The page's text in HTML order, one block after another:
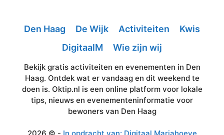
Den Haag De Wijk Activiteiten
Kwis
DigitaalM
Wie zijn wij
Bekijk gratis activiteiten en evenementen in Den
Haag. Ontdek wat er vandaag en dit weekend te
doen is. Oktip.nl is een online platform voor lokale
tips, nieuws en evenementeninformatie voor
bewoners van Den Haag